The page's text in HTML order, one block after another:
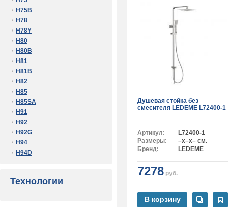
H75B
H78
H78Y
H80
H80B
H81
H81B
H82
H85
H85SA
H91
H92
H92G
H94
H94D
Технологии
Душевая стойка без
смесителя LEDEME L72400-1
Артикул:
L72400-1
Размеры:
–x–x– см.
Бренд:
LEDEME
7278 руб.
В корзину